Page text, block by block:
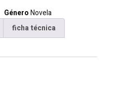
GéneroNovela
ficha técnica